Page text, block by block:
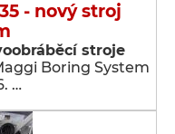
- nový stroj
stroje
Boring System
…